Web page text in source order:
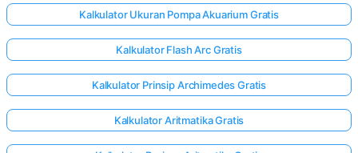
Kalkulator Ukuran Pompa Akuarium Gratis
Kalkulator Flash Arc Gratis
Kalkulator Prinsip Archimedes Gratis
Kalkulator Aritmatika Gratis